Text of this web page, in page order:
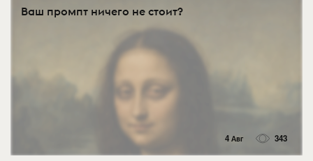
Ваш промпт ничего не стоит?
4 Авг 343